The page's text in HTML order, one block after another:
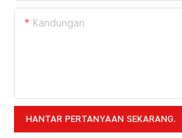
Kandungan
HANTAR PERTANYAAN SEKARANG.